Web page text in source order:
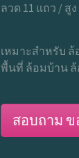
ลวด 11 แถว / สู
เหมาะสำหรับ
พื้นที่ ล้อมบ้าน
สอบถาม ข